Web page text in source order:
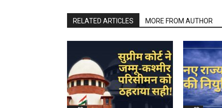
RELATED ARTICLES MORE FROM AUTHOR